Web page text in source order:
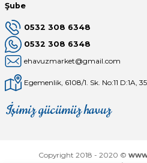
Şube
0532 308 6348
0532 308 6348
ehavuzmarket@gmail.com
Egemenlik, 6108/1. Sk. No:11 D:1A,
İşimiz gücümüz havuz
Mağaza
Depomuz
Copyright 2018 - 2020 ©